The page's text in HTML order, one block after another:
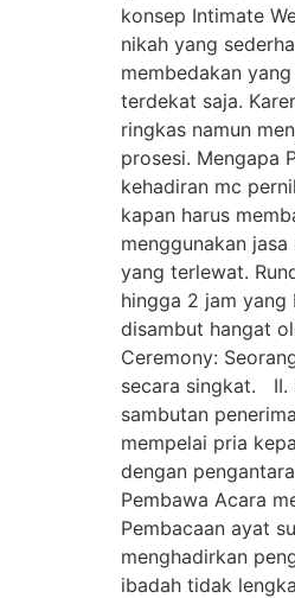
konsep Intimate
nikah yang
membedakan
terdekat saja.
ringkas namun
prosesi. Mengapa
kehadiran mc
kapan harus
menggunakan
yang terlewat.
hingga 2 jam yang
disambut hangat
Ceremony:
secara singkat. II.
sambutan
mempelai pria
dengan
Pembawa Acara
Pembacaan ayat
menghadirkan
ibadah tidak